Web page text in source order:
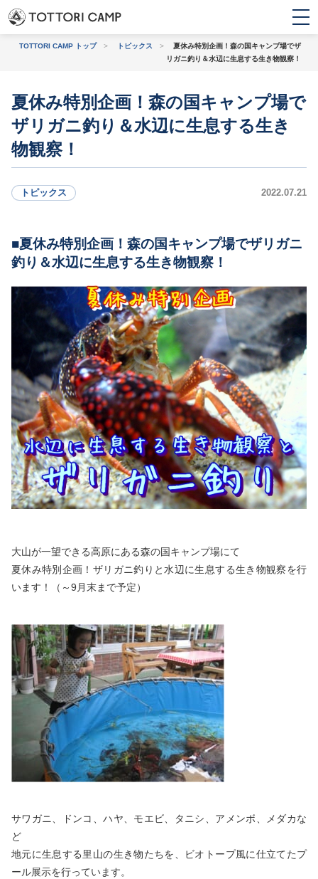
初心者・
バンガロー・コテー
上級者におすすめ 観光地に近い
お問い合わせ
TOTTORI CAMP トップ> トピックス > 夏休み特別企画！森の国キャンプ場でザ
リガニ釣り＆水辺に生息する生き物観察！
夏休み特別企画！森の国キャンプ場で
ザリガニ釣り＆水辺に生息する生き
物観察！
トピックス 2022.07.21
夏休み特別企画！森の国キャンプ場でザリガニ
釣り＆水辺に生息する生き物観察！
大山が一望できる高原にある森の国キャンプ場にて
夏休み特別企画！ザリガニ釣りと水辺に生息する生き物観察を行
います！（～9月末まで予定）
サワガニ、ドンコ、ハヤ、モエビ、タニシ、アメンボ、メダカな
ど
地元に生息する里山の生き物たちを、ビオトープ風に仕立てたプ
ール展示を行っています。